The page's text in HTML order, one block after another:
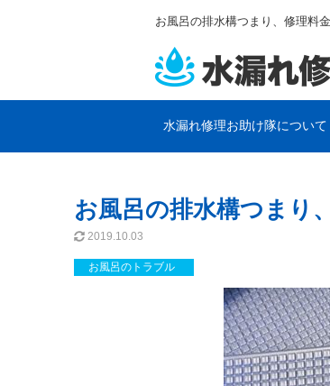
お風呂の排水構つまり、修理料
水漏れ修理お助け隊について
排水管・排水溝のトラブル
お風呂の排水構つまり
2019.10.03
お風呂のトラブル